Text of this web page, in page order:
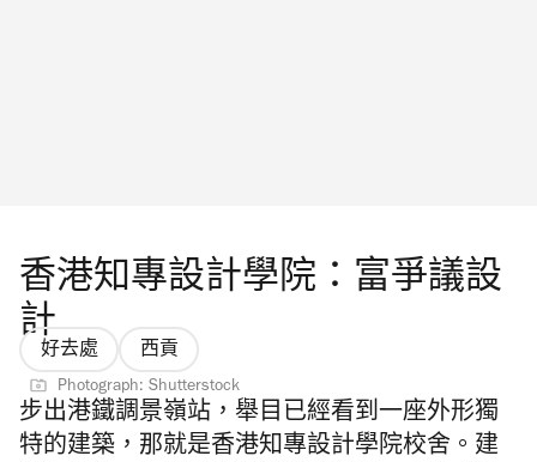
香港知專設計學院：富爭議設
計
好去處 西貢
Photograph: Shutterstock
步出港鐵調景嶺站，舉目已經看到一座外形獨
特的建築，那就是香港知專設計學院校舍。建